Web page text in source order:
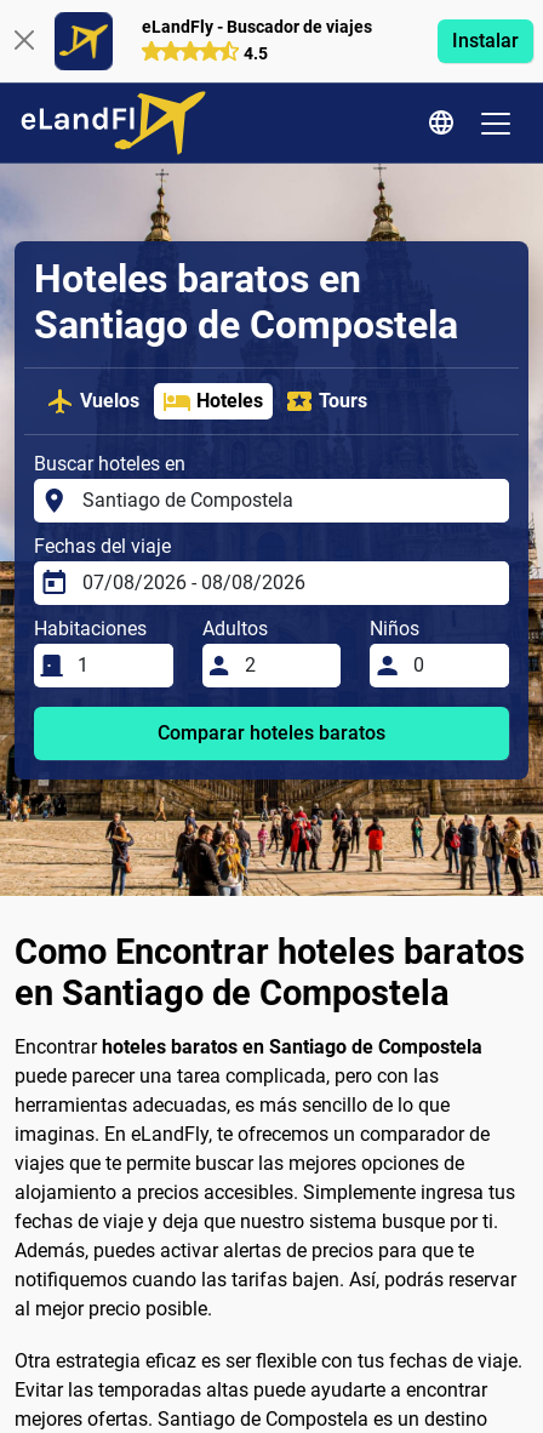
eLandFly - Buscador de viajes
4.5
Instalar
Hoteles baratos en
Santiago de Compostela
Vuelos Hoteles Tours
Buscar hoteles en
Fechas del viaje
Habitaciones Adultos Niños
Comparar hoteles baratos
Como Encontrar hoteles baratos
en Santiago de Compostela
Encontrar hoteles baratos en Santiago de Compostela
puede parecer una tarea complicada, pero con las
herramientas adecuadas, es más sencillo de lo que
imaginas. En eLandFly, te ofrecemos un comparador de
viajes que te permite buscar las mejores opciones de
alojamiento a precios accesibles. Simplemente ingresa tus
fechas de viaje y deja que nuestro sistema busque por ti.
Además, puedes activar alertas de precios para que te
notifiquemos cuando las tarifas bajen. Así, podrás reservar
al mejor precio posible.
Otra estrategia eficaz es ser flexible con tus fechas de viaje.
Evitar las temporadas altas puede ayudarte a encontrar
mejores ofertas. Santiago de Compostela es un destino